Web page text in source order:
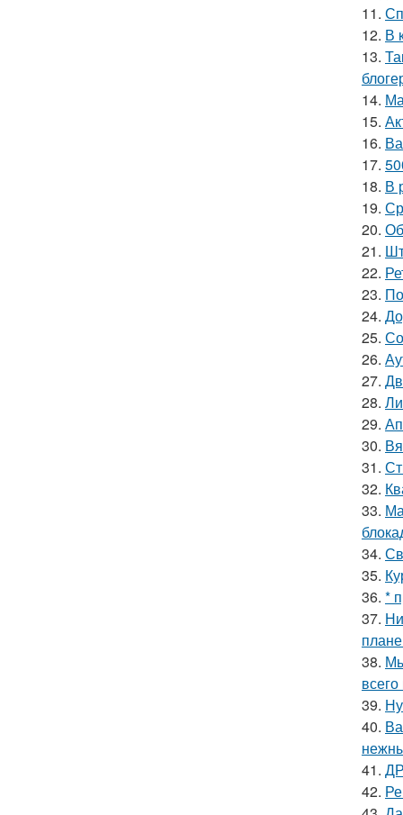
11.
12. В
13.
14.
15.
16.
17.
18. В
19.
20.
21.
22.
23.
24.
25.
26.
27.
28.
29.
30.
31.
32.
33.
34.
35.
36. *
37.
38.
всего
39.
40.
41.
42.